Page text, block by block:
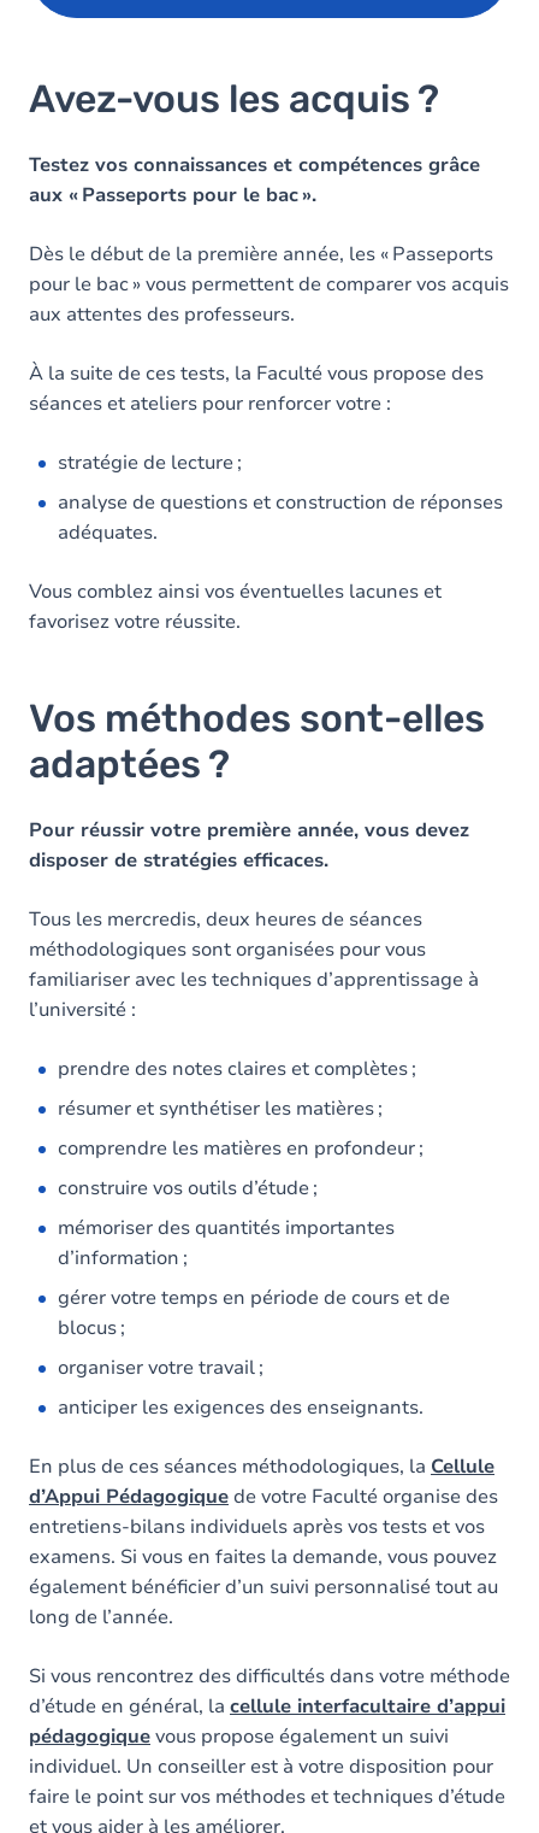
Avez-vous les acquis ?
Testez vos connaissances et compétences grâce
aux « Passeports pour le bac ».
Dès le début de la première année, les « Passeports
pour le bac » vous permettent de comparer vos acquis
aux attentes des professeurs.
À la suite de ces tests, la Faculté vous propose des
séances et ateliers pour renforcer votre :
stratégie de lecture ;
analyse de questions et construction de réponses
adéquates.
Vous comblez ainsi vos éventuelles lacunes et
favorisez votre réussite.
Vos méthodes sont-elles
adaptées ?
Pour réussir votre première année, vous devez
disposer de stratégies efficaces.
Tous les mercredis, deux heures de séances
méthodologiques sont organisées pour vous
familiariser avec les techniques d’apprentissage à
l’université :
prendre des notes claires et complètes ;
résumer et synthétiser les matières ;
comprendre les matières en profondeur ;
construire vos outils d’étude ;
mémoriser des quantités importantes
d’information ;
gérer votre temps en période de cours et de
blocus ;
organiser votre travail ;
anticiper les exigences des enseignants.
En plus de ces séances méthodologiques, la Cellule
d’Appui Pédagogiquede votre Faculté organise des
entretiens-bilans individuels après vos tests et vos
examens. Si vous en faites la demande, vous pouvez
également bénéficier d’un suivi personnalisé tout au
long de l’année.
Si vous rencontrez des difficultés dans votre méthode
d’étude en général, la cellule interfacultaire d’appui
pédagogiquevous propose également un suivi
individuel. Un conseiller est à votre disposition pour
faire le point sur vos méthodes et techniques d’étude
et vous aider à les améliorer.